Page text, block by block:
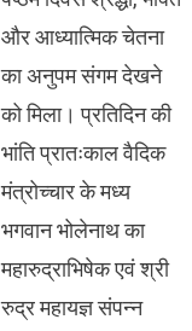
और आध्यात्मिक चेतना
का अनुपम संगम देखने
को मिला। प्रतिदिन की
भांति प्रातःकाल वैदिक
मंत्रोच्चार के मध्य
भगवान भोलेनाथ का
महारुद्राभिषेक एवं श्री
रुद्र महायज्ञ संपन्न